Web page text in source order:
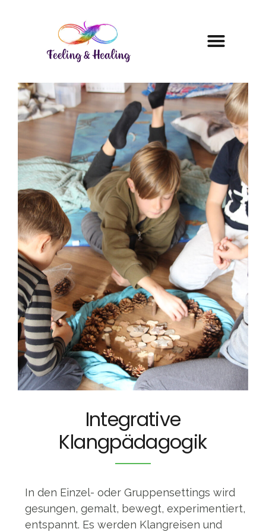
Integrative
Klangpädagogik
In den Einzel- oder Gruppensettings wird
gesungen, gemalt, bewegt, experimentiert,
entspannt. Es werden Klangreisen und